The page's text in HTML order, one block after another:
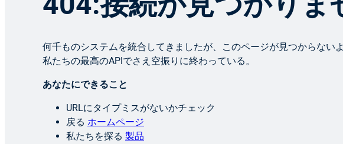
何千ものシステムを統合してきましたが、このページが見つからないよ
私たちの最高のAPIでさえ空振りに終わっている。
あなたにできること
URLにタイプミスがないかチェック
戻る ホームページ
私たちを探る 製品